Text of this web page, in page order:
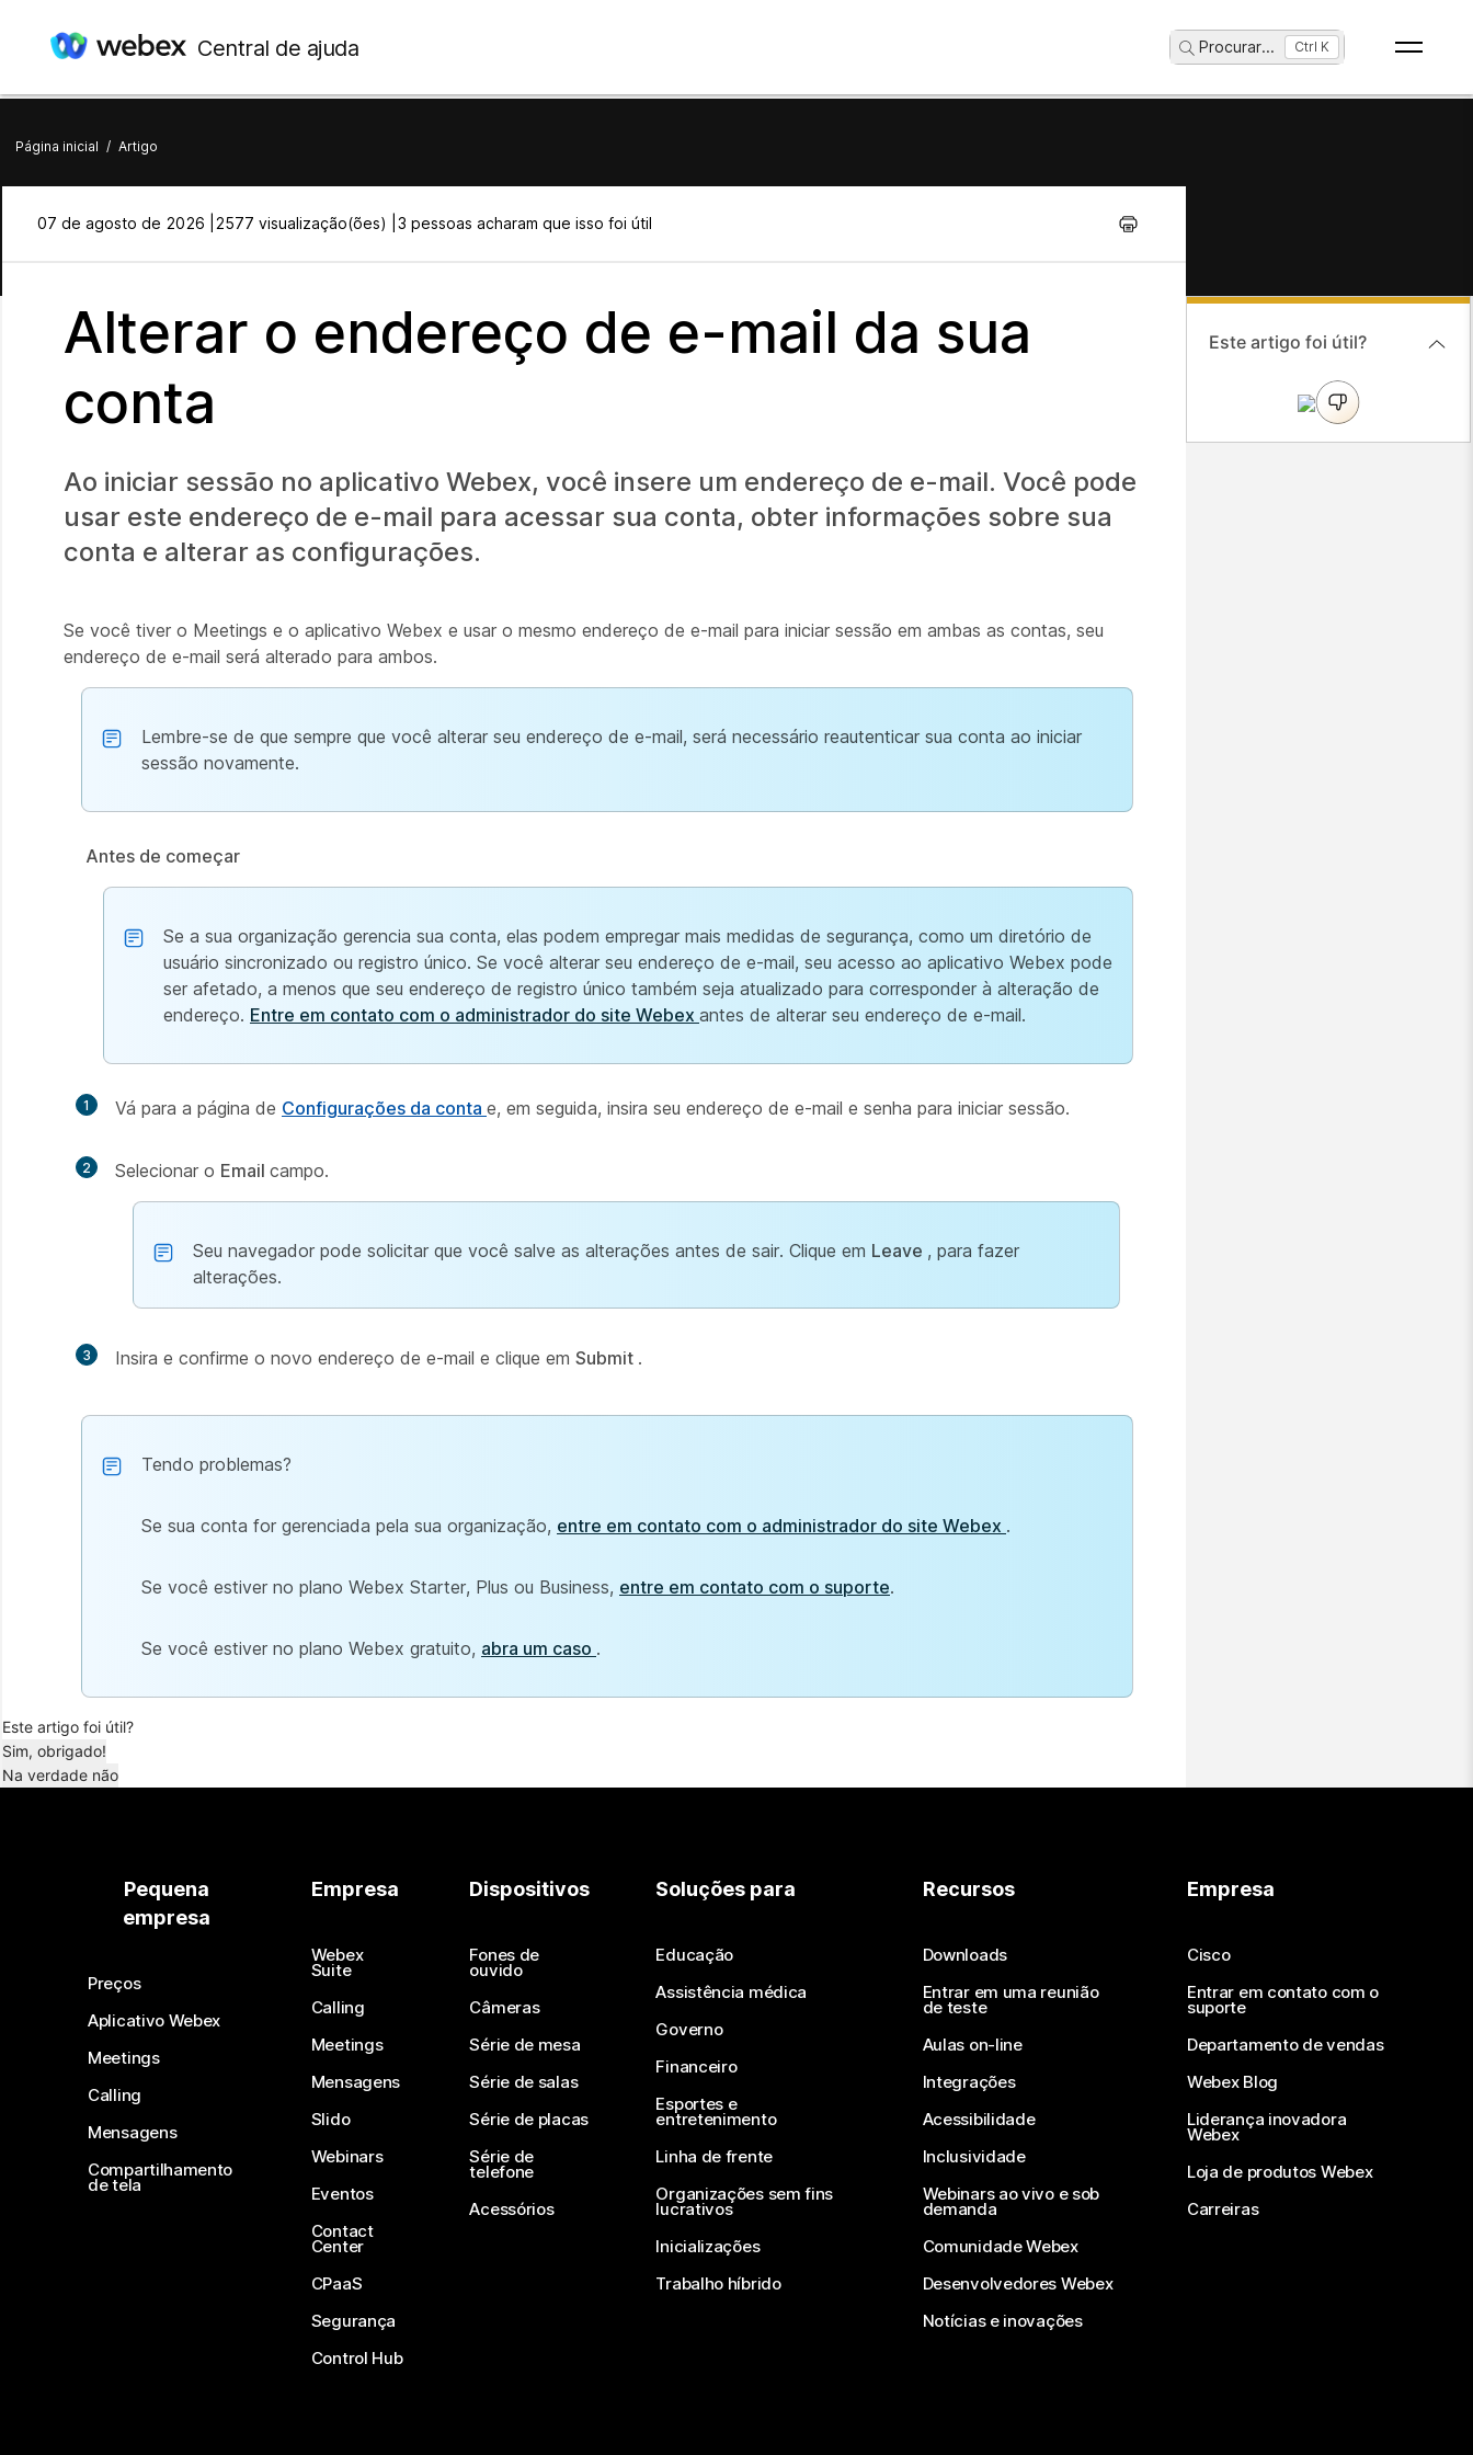
Central de ajuda Procurar... Ctrl K
Página inicial / Artigo
07 de agosto de 2026 | 2577 visualização(ões) | 3 pessoas acharam que isso foi útil
Alterar o endereço de e-mail da sua
conta
Ao iniciar sessão no aplicativo Webex, você insere um endereço de e-mail. Você pode
usar este endereço de e-mail para acessar sua conta, obter informações sobre sua
conta e alterar as configurações.
Se você tiver o Meetings e o aplicativo Webex e usar o mesmo endereço de e-mail para iniciar sessão em ambas as contas, seu
endereço de e-mail será alterado para ambos.
Lembre-se de que sempre que você alterar seu endereço de e-mail, será necessário reautenticar sua conta ao iniciar
sessão novamente.
Antes de começar
Se a sua organização gerencia sua conta, elas podem empregar mais medidas de segurança, como um diretório de
usuário sincronizado ou registro único. Se você alterar seu endereço de e-mail, seu acesso ao aplicativo Webex pode
ser afetado, a menos que seu endereço de registro único também seja atualizado para corresponder à alteração de
endereço. Entre em contato com o administrador do site Webex antes de alterar seu endereço de e-mail.
1 Vá para a página de Configurações da conta e, em seguida, insira seu endereço de e-mail e senha para iniciar sessão.
2 Selecionar o Email campo.
Seu navegador pode solicitar que você salve as alterações antes de sair. Clique em Leave , para fazer
alterações.
3 Insira e confirme o novo endereço de e-mail e clique em Submit .
Tendo problemas?
Se sua conta for gerenciada pela sua organização, entre em contato com o administrador do site Webex .
Se você estiver no plano Webex Starter, Plus ou Business, entre em contato com o suporte.
Se você estiver no plano Webex gratuito, abra um caso .
Este artigo foi útil?
Sim, obrigado!
Na verdade não
Este artigo foi útil?
Pequena
empresa
Preços
Aplicativo Webex
Meetings
Calling
Mensagens
Compartilhamento
de tela
Empresa
Webex
Suite
Calling
Meetings
Mensagens
Slido
Webinars
Eventos
Contact
Center
CPaaS
Segurança
Control Hub
Dispositivos
Fones de
ouvido
Câmeras
Série de mesa
Série de salas
Série de placas
Série de
telefone
Acessórios
Soluções para
Educação
Assistência médica
Governo
Financeiro
Esportes e
entretenimento
Linha de frente
Organizações sem fins
lucrativos
Inicializações
Trabalho híbrido
Recursos
Downloads
Entrar em uma reunião
de teste
Aulas on-line
Integrações
Acessibilidade
Inclusividade
Webinars ao vivo e sob
demanda
Comunidade Webex
Desenvolvedores Webex
Notícias e inovações
Empresa
Cisco
Entrar em contato com o
suporte
Departamento de vendas
Webex Blog
Liderança inovadora
Webex
Loja de produtos Webex
Carreiras